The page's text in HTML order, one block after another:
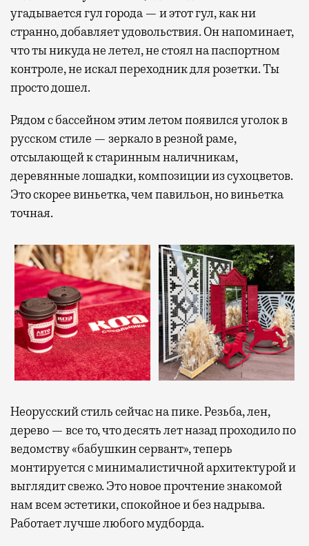
угадывается гул города — и этот гул, как ни
странно, добавляет удовольствия. Он напоминает,
что ты никуда не летел, не стоял на паспортном
контроле, не искал переходник для розетки. Ты
просто дошел.
Рядом с бассейном этим летом появился уголок в
русском стиле — зеркало в резной раме,
отсылающей к старинным наличникам,
деревянные лошадки, композиции из сухоцветов.
Это скорее виньетка, чем павильон, но виньетка
точная.
Неорусский стиль сейчас на пике. Резьба, лен,
дерево — все то, что десять лет назад проходило по
ведомству «бабушкин сервант», теперь
монтируется с минималистичной архитектурой и
выглядит свежо. Это новое прочтение знакомой
нам всем эстетики, спокойное и без надрыва.
Работает лучше любого мудборда.